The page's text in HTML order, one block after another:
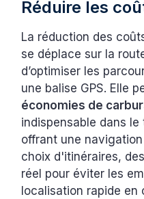
Réduire les
La réduction des
se déplace sur la
d’optimiser les
une balise GPS. Elle
économies de
indispensable dans
offrant une
choix d'itinéraires,
réel pour éviter les
localisation rapide